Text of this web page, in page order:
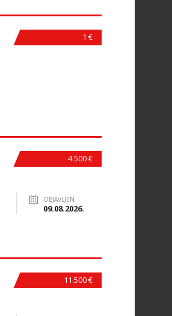
1 €
4.500 €
OBJAVLJEN
09.08.2026.
11.500 €